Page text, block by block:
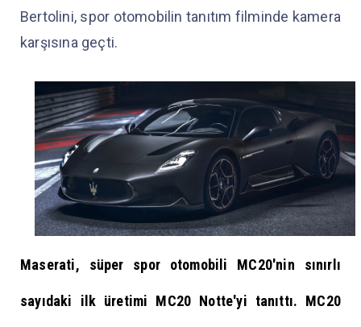
Bertolini, spor otomobilin tanıtım filminde kamera
karşısına geçti.
Maserati, süper spor otomobili MC20'nin sınırlı
sayıdaki ilk üretimi MC20 Notte'yi tanıttı. MC20